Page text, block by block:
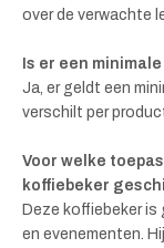
over de verwachte
Is er een
Ja, er geldt een
verschilt per
Voor welke
koffiebeker
Deze koffiebeker
en evenementen.